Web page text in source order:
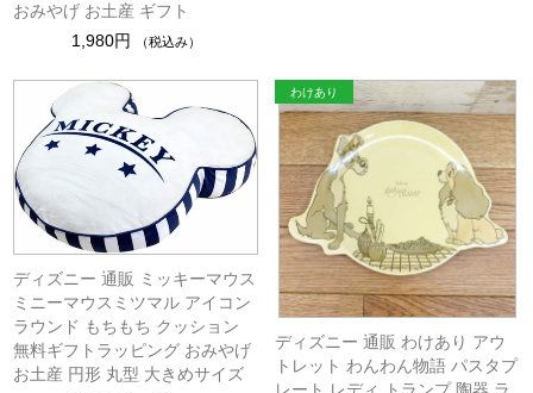
おみやげ お土産 ギフト
1,980円
（税込み）
ディズニー 通販 ミッキーマウス
ミニーマウスミツマル アイコン
ラウンド もちもち クッション
無料ギフトラッピング おみやげ
お土産 円形 丸型 大きめサイズ
ディズニー 通販 わけあり アウ
トレット わんわん物語 パスタプ